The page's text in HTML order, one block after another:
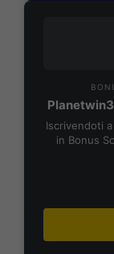
Iscrivendoti
in Bonus